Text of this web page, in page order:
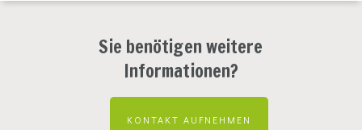
Sie benötigen weitere
Informationen?
KONTAKT AUFNEHMEN